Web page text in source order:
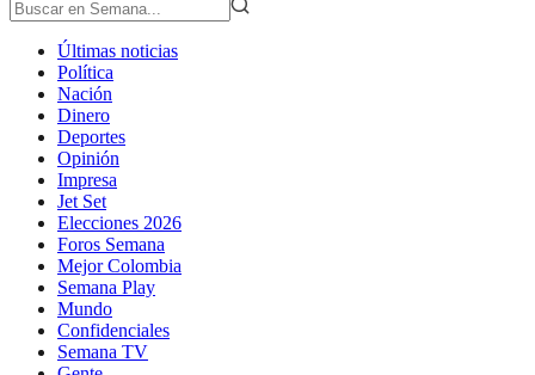
Últimas noticias
Política
Nación
Dinero
Deportes
Opinión
Impresa
Jet Set
Elecciones 2026
Foros Semana
Mejor Colombia
Semana Play
Mundo
Confidenciales
Semana TV